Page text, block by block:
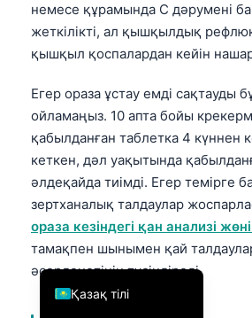
немесе құрамында С дәрумені
жеткілікті, ал қышқылдық
қышқыл қоспалардан кейін нашар
Егер ораза ұстау емді сақтауды
ойламаңыз. 10 апта бойы
қабылданған таблетка 4 күннен
кеткен, дәл уақытында
әлдеқайда тиімді. Егер темірге
зертханалық талдаулар
ораза кезіндегі қан анализі
тамақпен шынымен қай
әсерленетінін түсіндіреді.
Қазақ тілі
English
Deutsch
العربية
Français
עִבְרִית
Italiano
Español
Português
Ελληνικά